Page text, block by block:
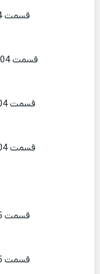
قسمت 04 – بدون زیرنویس – 480P
قسمت 04 –
قسمت 04 –
قسمت 04 –
قسمت 05 – بدون زیرنویس – 720P
قسمت 05 – بدون زیرنویس – 480P